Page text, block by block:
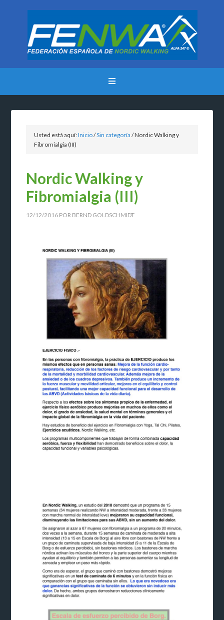
Usted está aquí:Inicio/Sin categoría /Nordic Walking y
Fibromialgia (III)
Nordic Walking y
Fibromialgia (III)
12/12/2016 POR BERND GOLDSCHMIDT